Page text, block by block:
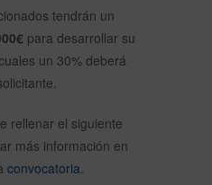
tendrán un
para desarrollar su
un 30% deberá
rellenar el siguiente
más información en
convocatoria.